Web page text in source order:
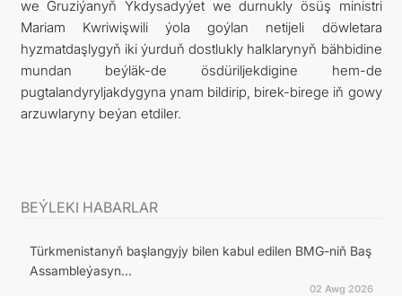
we Gruziýanyň Ykdysadyýet we durnukly ösüş ministri
Mariam Kwriwişwili ýola goýlan netijeli döwletara
hyzmatdaşlygyň iki ýurduň dostlukly halklarynyň bähbidine
mundan beýläk-de ösdüriljekdigine hem-de
pugtalandyryljakdygyna ynam bildirip, birek-birege iň gowy
arzuwlaryny beýan etdiler.
BEÝLEKI HABARLAR
Türkmenistanyň başlangyjy bilen kabul edilen BMG-niň Baş
Assambleýasyn...
02 Awg 2026